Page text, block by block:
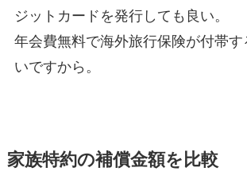
ジットカードを発行しても良い。
年会費無料で海外旅行保険が付帯す
いですから。
家族特約の補償金額を比較